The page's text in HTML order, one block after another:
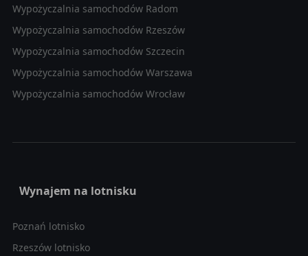
Wypożyczalnia samochodów Radom
Wypożyczalnia samochodów Rzeszów
Wypożyczalnia samochodów Szczecin
Wypożyczalnia samochodów Warszawa
Wypożyczalnia samochodów Wrocław
Wynajem na lotnisku
Poznań lotnisko
Rzeszów lotnisko